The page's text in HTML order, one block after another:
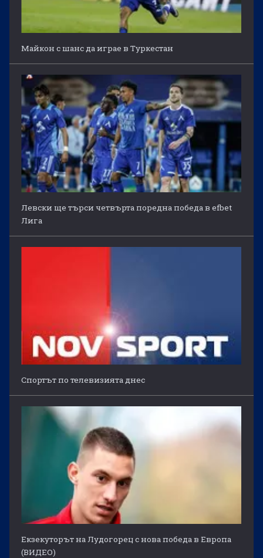
Майкон с шанс да играе в Туркестан
Левски ще търси четвърта поредна победа в efbet
Лига
Спортът по телевизията днес
Екзекуторът на Лудогорец с нова победа в Европа
(ВИДЕО)